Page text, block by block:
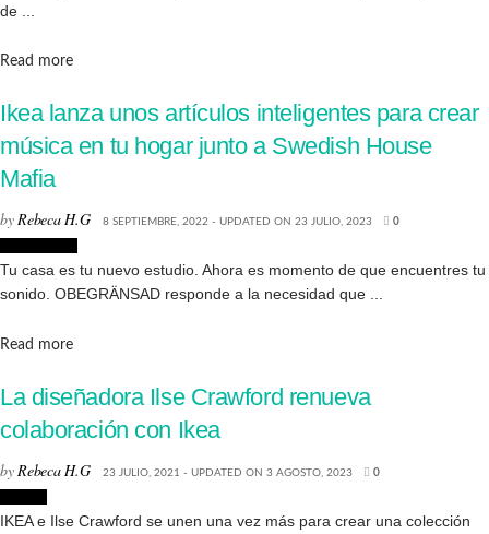
de ...
Read moreDetails
Ikea lanza unos artículos inteligentes para crear
música en tu hogar junto a Swedish House
Mafia
byRebeca H.G 8 SEPTIEMBRE, 2022 - UPDATED ON 23 JULIO, 2023 0
Tu casa es tu nuevo estudio. Ahora es momento de que encuentres tu
sonido. OBEGRÄNSAD responde a la necesidad que ...
Read moreDetails
La diseñadora Ilse Crawford renueva
colaboración con Ikea
by Rebeca H.G 23 JULIO, 2021 - UPDATED ON 3 AGOSTO, 2023 0
IKEA e Ilse Crawford se unen una vez más para crear una colección